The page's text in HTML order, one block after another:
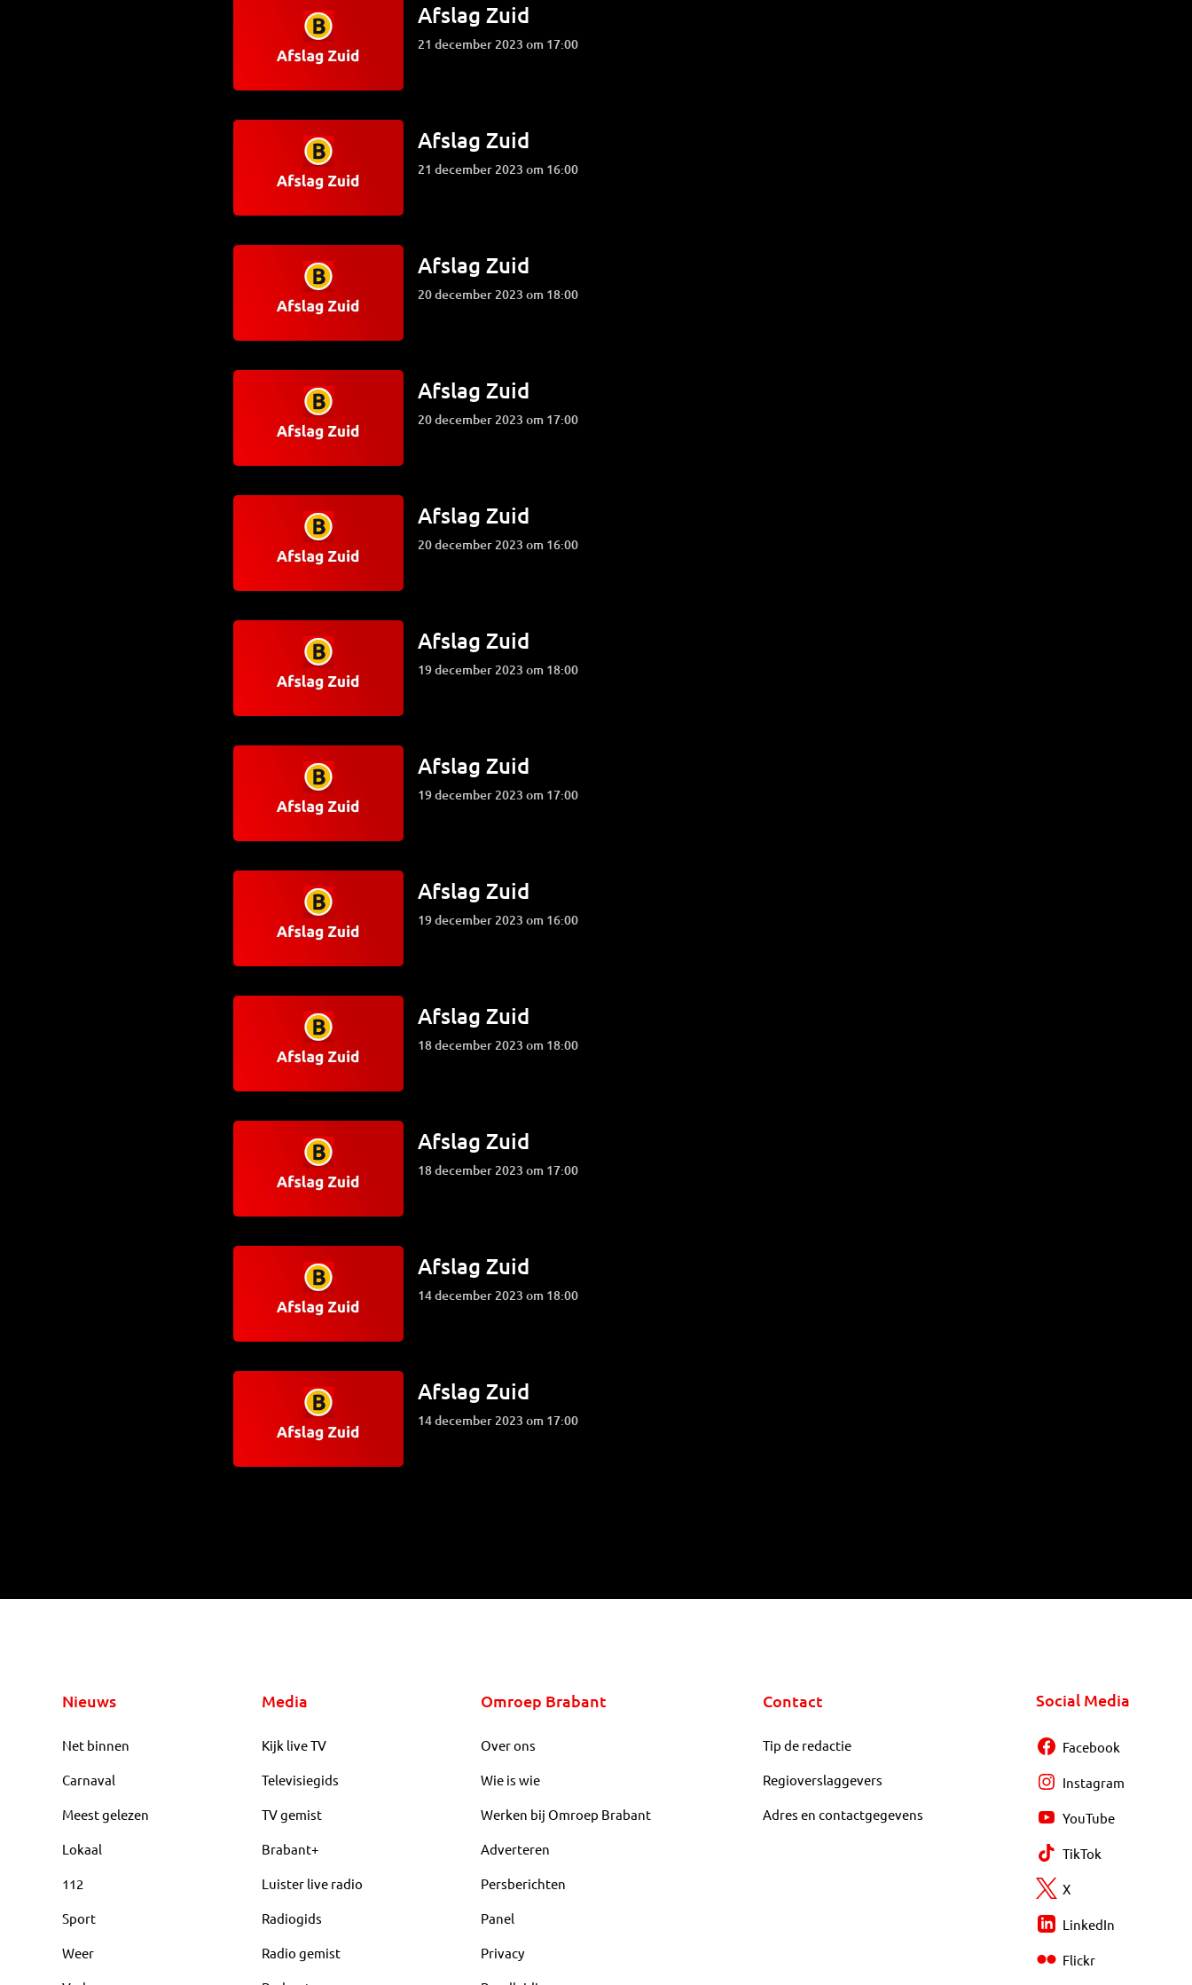
Afslag Zuid
21 december 2023 om 17:00
Afslag Zuid
21 december 2023 om 16:00
Afslag Zuid
20 december 2023 om 18:00
Afslag Zuid
20 december 2023 om 17:00
Afslag Zuid
20 december 2023 om 16:00
Afslag Zuid
19 december 2023 om 18:00
Afslag Zuid
19 december 2023 om 17:00
Afslag Zuid
19 december 2023 om 16:00
Afslag Zuid
18 december 2023 om 18:00
Afslag Zuid
18 december 2023 om 17:00
Afslag Zuid
14 december 2023 om 18:00
Afslag Zuid
14 december 2023 om 17:00
Nieuws
Net binnen
Carnaval
Meest gelezen
Lokaal
112
Sport
Weer
Media
Kijk live TV
Televisiegids
TV gemist
Brabant+
Luister live radio
Radiogids
Radio gemist
Omroep Brabant
Over ons
Wie is wie
Werken bij Omroep Brabant
Adverteren
Persberichten
Panel
Privacy
Contact
Tip de redactie
Regioverslaggevers
Adres en contactgegevens
Social Media
Facebook
Instagram
YouTube
TikTok
X
LinkedIn
Flickr